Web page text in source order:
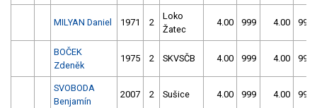
MILYAN Daniel 1971 2
Loko
Žatec
4.00 999 4.00 999
BOČEK
Zdeněk
1975 2 SKVSČB 4.00 999 4.00 999
SVOBODA
Benjamín
2007 2 Sušice 4.00 999 4.00 999